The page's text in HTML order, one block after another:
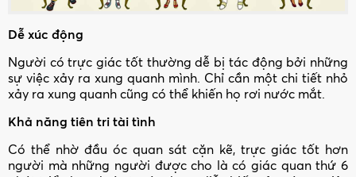
Dễ xúc động
Người có trực giác tốt thường dễ bị tác động bởi những
sự việc xảy ra xung quanh mình. Chỉ cần một chi tiết nhỏ
xảy ra xung quanh cũng có thể khiến họ rơi nước mắt.
Khả năng tiên tri tài tình
Có thể nhờ đầu óc quan sát cặn kẽ, trực giác tốt hơn
người mà những người được cho là có giác quan thứ 6